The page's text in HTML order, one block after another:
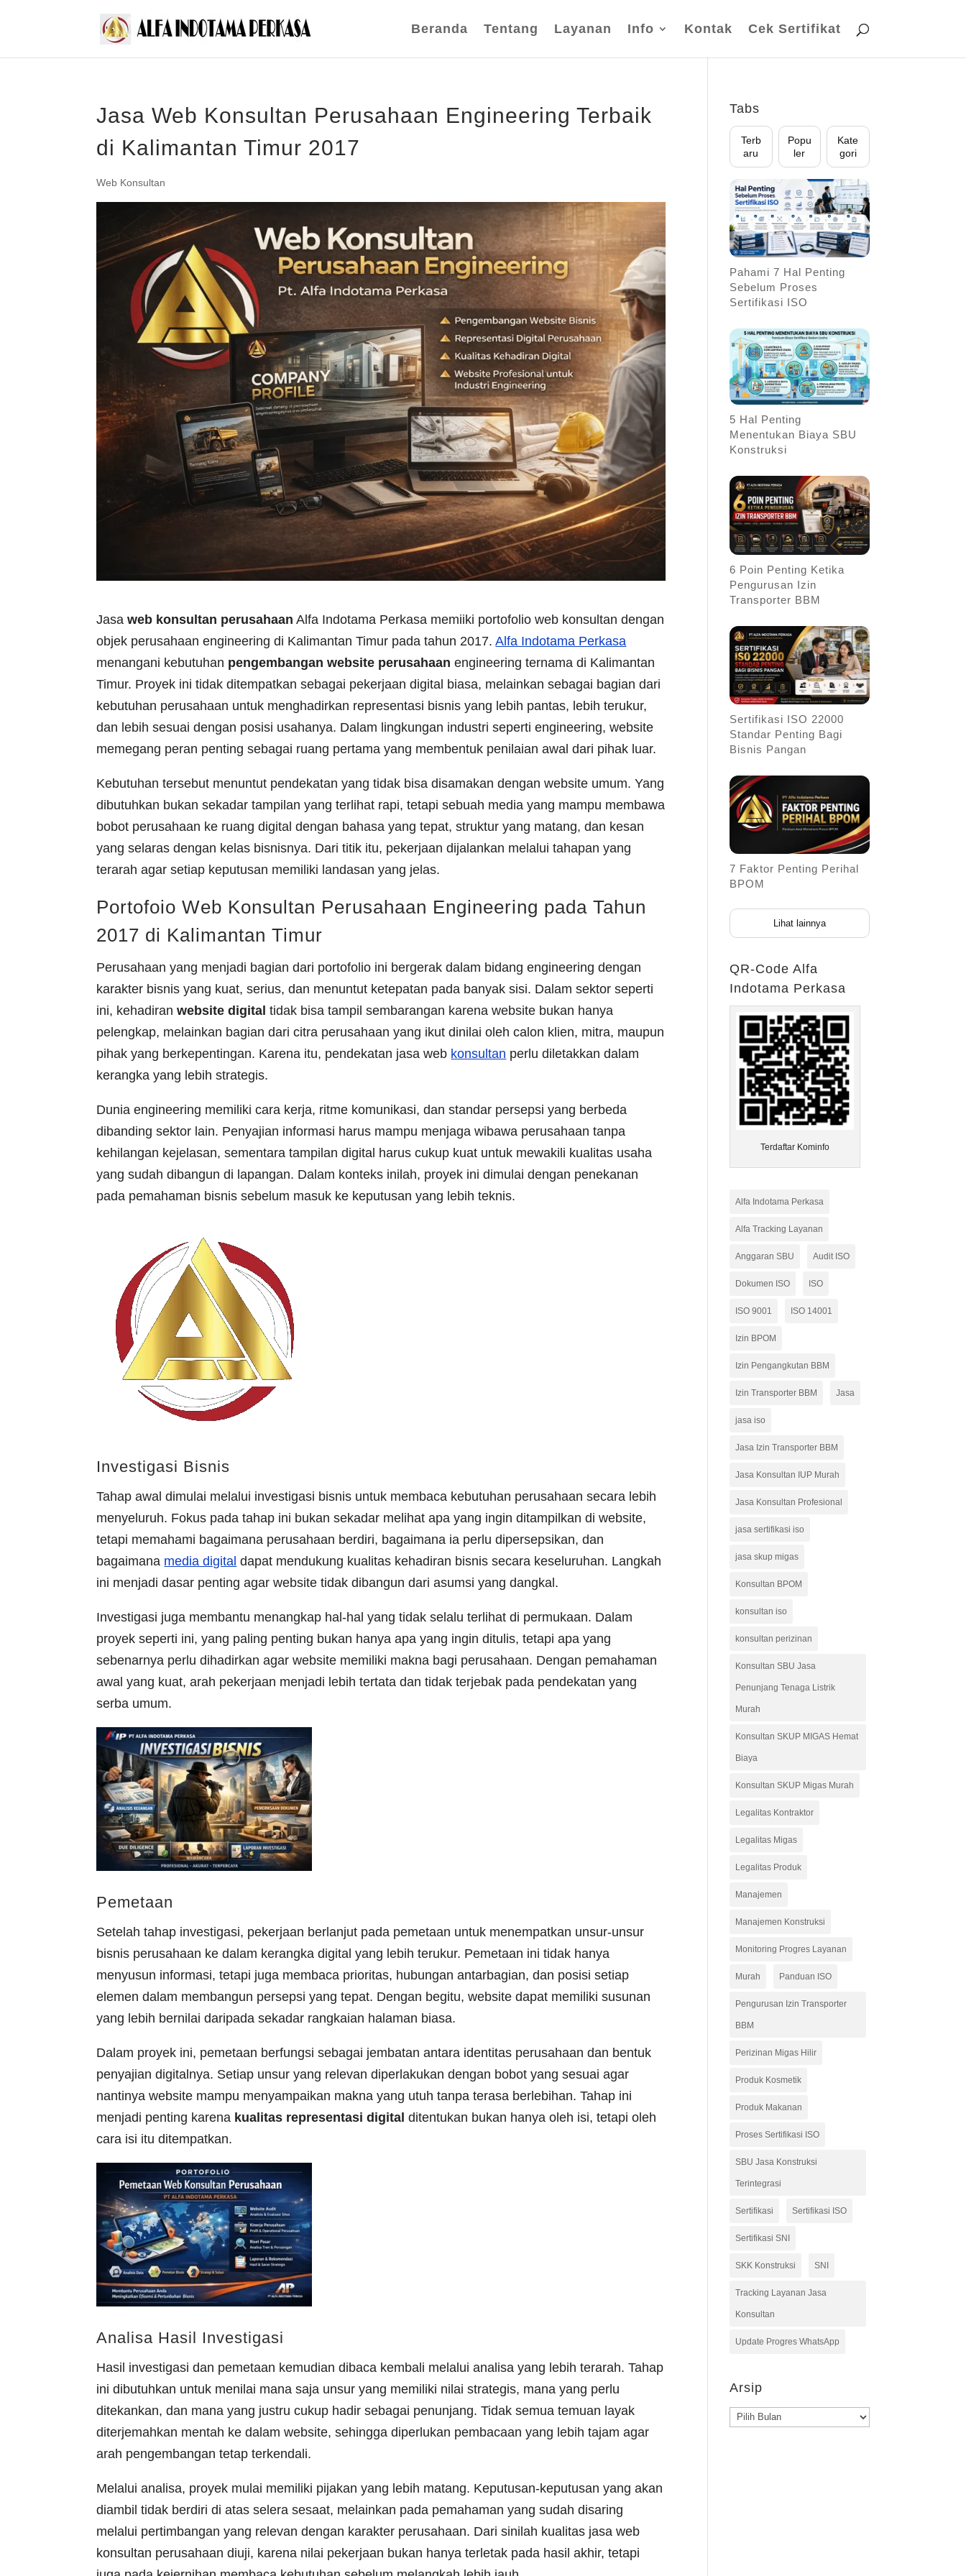
Beranda Tentang Layanan Info Kontak Cek Sertifikat
Jasa Web Konsultan Perusahaan Engineering Terbaik
di Kalimantan Timur 2017
Web Konsultan
Jasaweb konsultan perusahaan Alfa Indotama Perkasa memiiki portofolio web konsultan dengan
objek perusahaan engineering di Kalimantan Timur pada tahun 2017.Alfa Indotama Perkasa
menangani kebutuhan pengembangan website perusahaan engineering ternama di Kalimantan
Timur. Proyek ini tidak ditempatkan sebagai pekerjaan digital biasa, melainkan sebagai bagian dari
kebutuhan perusahaan untuk menghadirkan representasi bisnis yang lebih pantas, lebih terukur,
dan lebih sesuai dengan posisi usahanya. Dalam lingkungan industri seperti engineering, website
memegang peran penting sebagai ruang pertama yang membentuk penilaian awal dari pihak luar.
Kebutuhan tersebut menuntut pendekatan yang tidak bisa disamakan dengan website umum. Yang
dibutuhkan bukan sekadar tampilan yang terlihat rapi, tetapi sebuah media yang mampu membawa
bobot perusahaan ke ruang digital dengan bahasa yang tepat, struktur yang matang, dan kesan
yang selaras dengan kelas bisnisnya. Dari titik itu, pekerjaan dijalankan melalui tahapan yang
terarah agar setiap keputusan memiliki landasan yang jelas.
Portofoio Web Konsultan Perusahaan Engineering pada Tahun
2017 di Kalimantan Timur
Perusahaan yang menjadi bagian dari portofolio ini bergerak dalam bidang engineering dengan
karakter bisnis yang kuat, serius, dan menuntut ketepatan pada banyak sisi. Dalam sektor seperti
ini, kehadiranwebsite digital tidak bisa tampil sembarangan karena website bukan hanya
pelengkap, melainkan bagian dari citra perusahaan yang ikut dinilai oleh calon klien, mitra, maupun
pihak yang berkepentingan. Karena itu, pendekatan jasa web konsultan perlu diletakkan dalam
kerangka yang lebih strategis.
Dunia engineering memiliki cara kerja, ritme komunikasi, dan standar persepsi yang berbeda
dibanding sektor lain. Penyajian informasi harus mampu menjaga wibawa perusahaan tanpa
kehilangan kejelasan, sementara tampilan digital harus cukup kuat untuk mewakili kualitas usaha
yang sudah dibangun di lapangan. Dalam konteks inilah, proyek ini dimulai dengan penekanan
pada pemahaman bisnis sebelum masuk ke keputusan yang lebih teknis.
Investigasi Bisnis
Tahap awal dimulai melalui investigasi bisnis untuk membaca kebutuhan perusahaan secara lebih
menyeluruh. Fokus pada tahap ini bukan sekadar melihat apa yang ingin ditampilkan di website,
tetapi memahami bagaimana perusahaan berdiri, bagaimana ia perlu dipersepsikan, dan
bagaimana media digital dapat mendukung kualitas kehadiran bisnis secara keseluruhan. Langkah
ini menjadi dasar penting agar website tidak dibangun dari asumsi yang dangkal.
Investigasi juga membantu menangkap hal-hal yang tidak selalu terlihat di permukaan. Dalam
proyek seperti ini, yang paling penting bukan hanya apa yang ingin ditulis, tetapi apa yang
sebenarnya perlu dihadirkan agar website memiliki makna bagi perusahaan. Dengan pemahaman
awal yang kuat, arah pekerjaan menjadi lebih tertata dan tidak terjebak pada pendekatan yang
serba umum.
Pemetaan
Setelah tahap investigasi, pekerjaan berlanjut pada pemetaan untuk menempatkan unsur-unsur
bisnis perusahaan ke dalam kerangka digital yang lebih terukur. Pemetaan ini tidak hanya
menyusun informasi, tetapi juga membaca prioritas, hubungan antarbagian, dan posisi setiap
elemen dalam membangun persepsi yang tepat. Dengan begitu, website dapat memiliki susunan
yang lebih bernilai daripada sekadar rangkaian halaman biasa.
Dalam proyek ini, pemetaan berfungsi sebagai jembatan antara identitas perusahaan dan bentuk
penyajian digitalnya. Setiap unsur yang relevan diperlakukan dengan bobot yang sesuai agar
nantinya website mampu menyampaikan makna yang utuh tanpa terasa berlebihan. Tahap ini
menjadi penting karena kualitas representasi digital ditentukan bukan hanya oleh isi, tetapi oleh
cara isi itu ditempatkan.
Analisa Hasil Investigasi
Hasil investigasi dan pemetaan kemudian dibaca kembali melalui analisa yang lebih terarah. Tahap
ini dibutuhkan untuk menilai mana saja unsur yang memiliki nilai strategis, mana yang perlu
ditekankan, dan mana yang justru cukup hadir sebagai penunjang. Tidak semua temuan layak
diterjemahkan mentah ke dalam website, sehingga diperlukan pembacaan yang lebih tajam agar
arah pengembangan tetap terkendali.
Melalui analisa, proyek mulai memiliki pijakan yang lebih matang. Keputusan-keputusan yang akan
diambil tidak berdiri di atas selera sesaat, melainkan pada pemahaman yang sudah disaring
melalui pertimbangan yang relevan dengan karakter perusahaan. Dari sinilah kualitas jasa web
konsultan perusahaan diuji, karena nilai pekerjaan bukan hanya terletak pada hasil akhir, tetapi
Tabs
Terb
aru
Popu
ler
Kate
gori
Pahami 7 Hal Penting
Sebelum Proses
Sertifikasi ISO
5 Hal Penting
Menentukan Biaya SBU
Konstruksi
6 Poin Penting Ketika
Pengurusan Izin
Transporter BBM
Sertifikasi ISO 22000
Standar Penting Bagi
Bisnis Pangan
7 Faktor Penting Perihal
BPOM
Lihat lainnya
QR-Code Alfa
Indotama Perkasa
Terdaftar Kominfo
Alfa Indotama Perkasa
Alfa Tracking Layanan
Anggaran SBU Audit ISO
Dokumen ISO ISO
ISO 9001 ISO 14001
Izin BPOM
Izin Pengangkutan BBM
Izin Transporter BBM Jasa
jasa iso
Jasa Izin Transporter BBM
Jasa Konsultan IUP Murah
Jasa Konsultan Profesional
jasa sertifikasi iso
jasa skup migas
Konsultan BPOM
konsultan iso
konsultan perizinan
Konsultan SBU Jasa
Penunjang Tenaga Listrik
Murah
Konsultan SKUP MIGAS Hemat
Biaya
Konsultan SKUP Migas Murah
Legalitas Kontraktor
Legalitas Migas
Legalitas Produk
Manajemen
Manajemen Konstruksi
Monitoring Progres Layanan
Murah Panduan ISO
Pengurusan Izin Transporter
BBM
Perizinan Migas Hilir
Produk Kosmetik
Produk Makanan
Proses Sertifikasi ISO
SBU Jasa Konstruksi
Terintegrasi
Sertifikasi Sertifikasi ISO
Sertifikasi SNI
SKK Konstruksi SNI
Tracking Layanan Jasa
Konsultan
Update Progres WhatsApp
Arsip
Arsip